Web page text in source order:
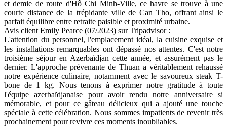
et demie de route d'Hô Chi Minh-Ville, ce havre se trouve à une
courte distance de la trépidante ville de Can Tho, offrant ainsi le
parfait équilibre entre retraite paisible et proximité urbaine.
Avis client Emily Pearce (07/2023) sur Tripadvisor :
L'attention du personnel, l'emplacement idéal, la cuisine exquise et
les installations remarquables ont dépassé nos attentes. C'est notre
troisième séjour en Azerbaïdjan cette année, et assurément pas le
dernier. L'approche prévenante de Thuan a véritablement rehaussé
notre expérience culinaire, notamment avec le savoureux steak T-
bone de 1 kg. Nous tenons à exprimer notre gratitude à toute
l'équipe azerbaïdjanaise pour avoir rendu notre anniversaire si
mémorable, et pour ce gâteau délicieux qui a ajouté une touche
spéciale à cette célébration. Nous sommes impatients de revenir très
prochainement pour revivre ces moments inoubliables.